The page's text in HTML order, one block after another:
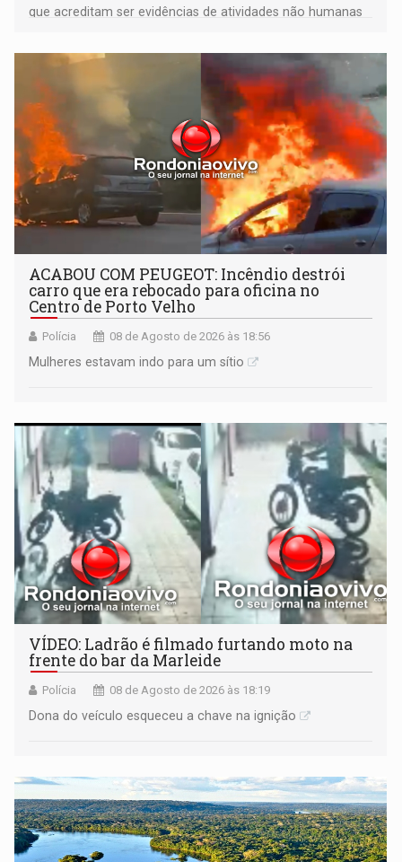
que acreditam ser evidências de atividades não humanas
órbita
ACABOU COM PEUGEOT: Incêndio destrói
carro que era rebocado para oficina no
Centro de Porto Velho
Polícia 08 de Agosto de 2026 às 18:56
Mulheres estavam indo para um sítio
VÍDEO: Ladrão é filmado furtando moto na
frente do bar da Marleide
Polícia 08 de Agosto de 2026 às 18:19
Dona do veículo esqueceu a chave na ignição